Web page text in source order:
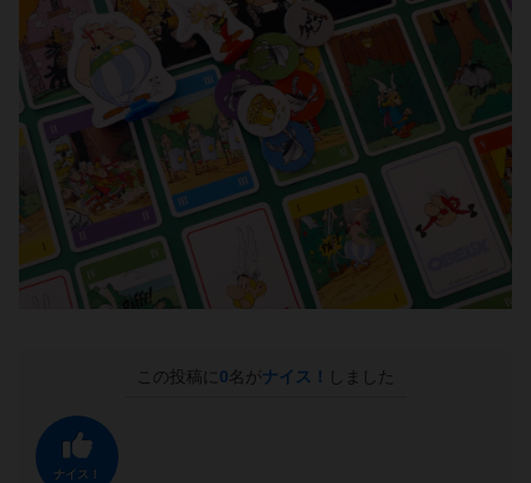
この投稿に 0名がナイス！ しました
ナイス！